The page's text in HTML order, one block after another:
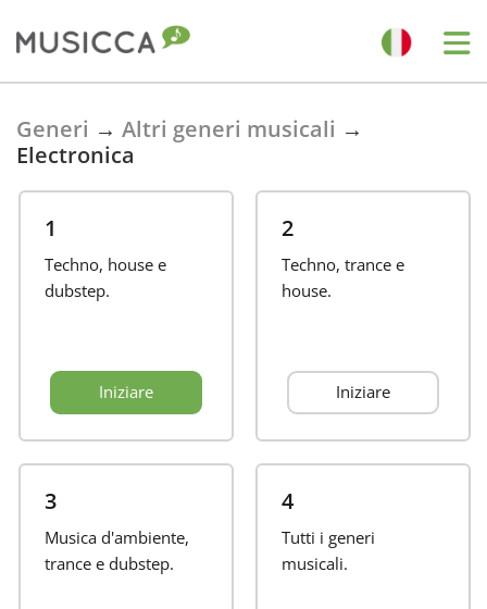
English
Español
Français
Generi → Altri generi musicali →
Electronica
1
Techno, house e
dubstep.
Iniziare
2
Techno, trance e
house.
Iniziare
3
Musica d'ambiente,
trance e dubstep.
4
Tutti i generi
musicali.